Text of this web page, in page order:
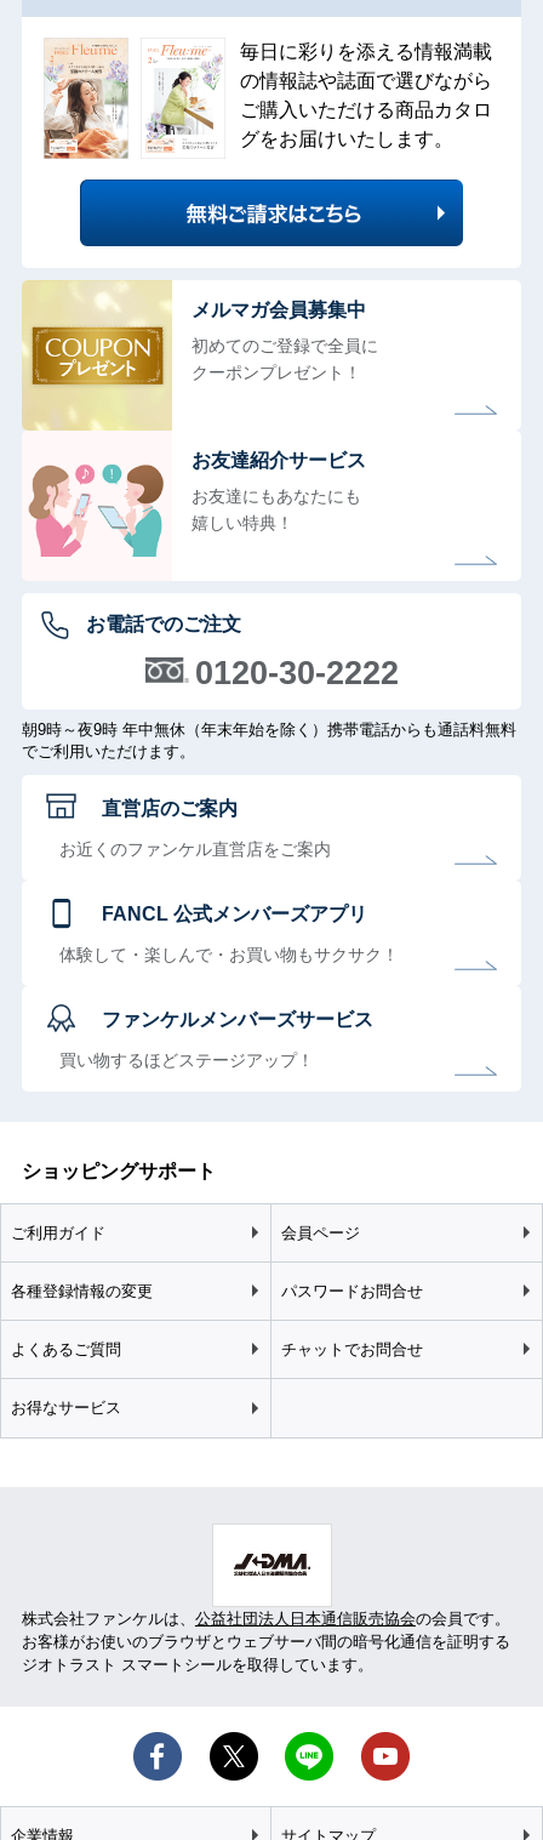
毎日に彩りを添える情報満載
の情報誌や誌面で選びながら
ご購入いただける商品カタロ
グをお届けいたします。
メルマガ会員募集中
初めてのご登録で全員に
クーポンプレゼント！
お友達紹介サービス
お友達にもあなたにも
嬉しい特典！
お電話でのご注文
0120-30-2222
朝9時～夜9時 年中無休（年末年始を除く）携帯電話からも通話料無料
でご利用いただけます。
直営店のご案内
お近くのファンケル直営店をご案内
FANCL 公式メンバーズアプリ
体験して・楽しんで・お買い物もサクサク！
ファンケルメンバーズサービス
買い物するほどステージアップ！
ショッピングサポート
ご利用ガイド 会員ページ
各種登録情報の変更 パスワードお問合せ
よくあるご質問 チャットでお問合せ
お得なサービス
株式会社ファンケルは、 公益社団法人日本通信販売協会の会員です。
お客様がお使いのブラウザとウェブサーバ間の暗号化通信を証明する
ジオトラスト スマートシールを取得しています。
企業情報 サイトマップ